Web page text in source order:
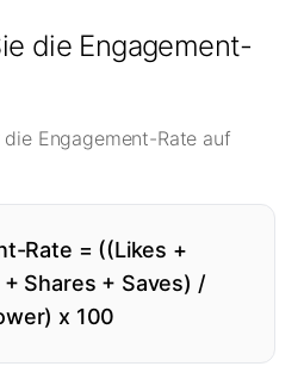
die Engagement-
Engagement-Rate auf
Rate = ((Likes +
Shares + Saves) /
x 100